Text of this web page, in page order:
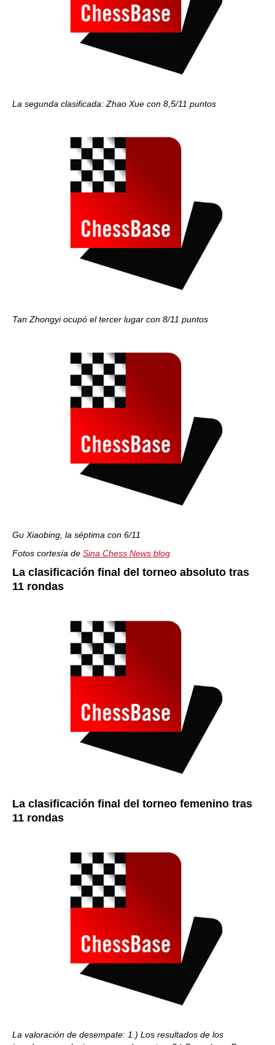
La segunda clasificada: Zhao Xue con 8,5/11 puntos
Tan Zhongyi ocupó el tercer lugar con 8/11 puntos
Gu Xiaobing, la séptima con 6/11
Fotos cortesía de Sina Chess News blog
La clasificación final del torneo absoluto tras
11 rondas
La clasificación final del torneo femenino tras
11 rondas
La valoración de desempate: 1.) Los resultados de los